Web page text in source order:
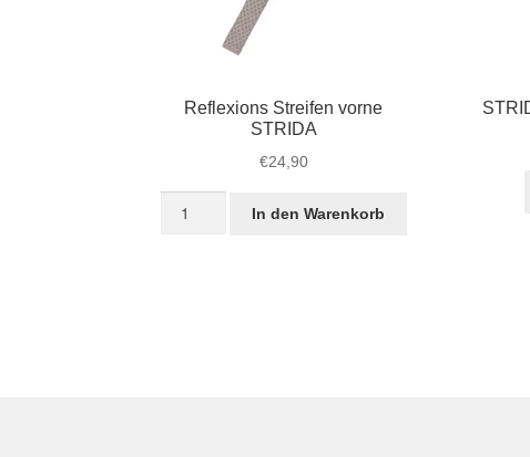
Reflexions Streifen vorne
STRIDA
€24,90
In den Warenkorb